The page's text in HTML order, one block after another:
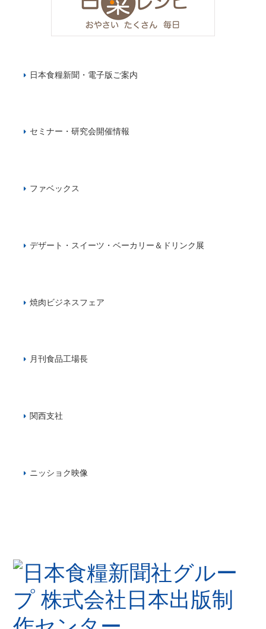
日本食糧新聞・電子版ご案内
セミナー・研究会開催情報
ファベックス
デザート・スイーツ・ベーカリー＆ドリンク展
焼肉ビジネスフェア
月刊食品工場長
関西支社
ニッショク映像